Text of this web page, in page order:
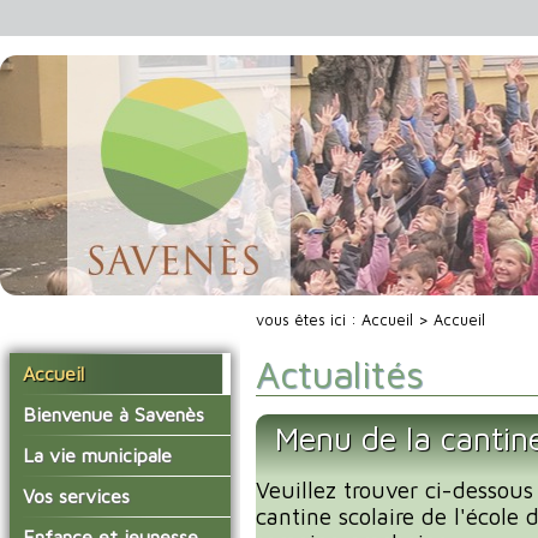
Accueil
Bienvenue à Savenès
Situer Savenès
Savenès en chiffre
L'histoire du village
La vie municipale
Vos élus
Les compte-rendus du
Vos services
La mairie
vous êtes ici : Accueil > Accueil
Actualités
Menu de la
Veuillez trouver ci-
cantine scolaire de l'école